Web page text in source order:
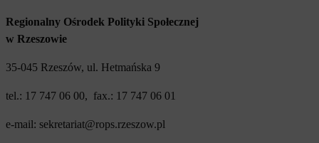
Regionalny Ośrodek Polityki Społecznej
w Rzeszowie
35-045 Rzeszów, ul. Hetmańska 9
tel.: 17 747 06 00, fax.: 17 747 06 01
e-mail: sekretariat@rops.rzeszow.pl